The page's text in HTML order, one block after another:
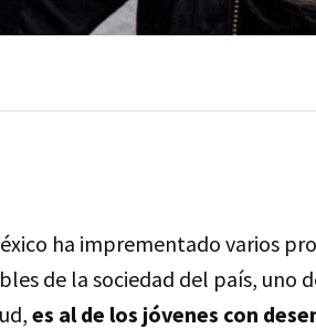
ha imprementado varios
de la sociedad del país, uno
es al de los jóvenes con